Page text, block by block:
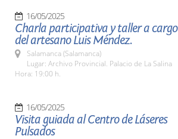
16/05/2025
Charla participativa y taller a cargo
del artesano Luis Méndez.
Salamanca (Salamanca)
Lugar: Archivo Provincial. Palacio de La Salina
Hora: 19:00 h.
16/05/2025
Visita guiada al Centro de Láseres
Pulsados